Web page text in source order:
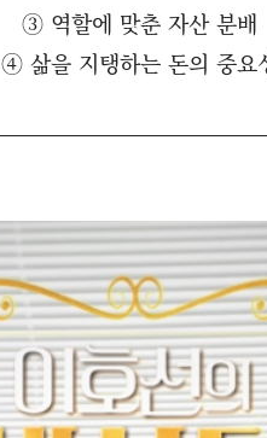
③ 역할에 맞춘 자산 분배
④ 삶을 지탱하는 돈의 중요